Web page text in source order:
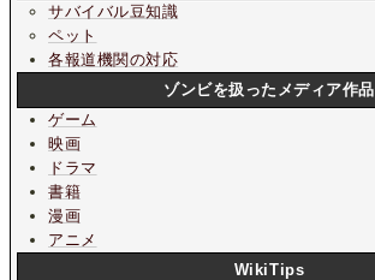
サバイバル豆知識
ペット
各報道機関の対応
ゾンビを扱ったメディア作品
ゲーム
映画
ドラマ
書籍
漫画
アニメ
WikiTips